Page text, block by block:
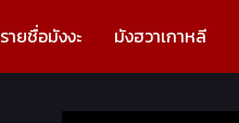
รายชื่อมังงะ มังฮวาเกาหลี